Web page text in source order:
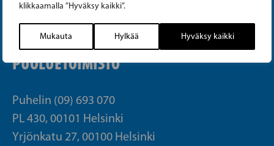
klikkaamalla ”Hyväksy kaikki”.
Mukauta Hylkää Hyväksy kaikki
Tiktok
PUOLUETOIMISTO
Puhelin (09) 693 070
PL 430, 00101 Helsinki
Yrjönkatu 27, 00100 Helsinki